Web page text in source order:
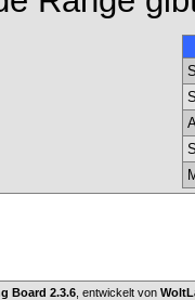
Board 2.3.6 , entwickelt von